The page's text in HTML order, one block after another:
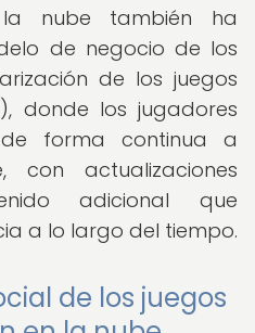
nube también ha
de negocio de los
de los juegos
donde los jugadores
forma continua a
actualizaciones
adicional que
a lo largo del tiempo.
de los juegos